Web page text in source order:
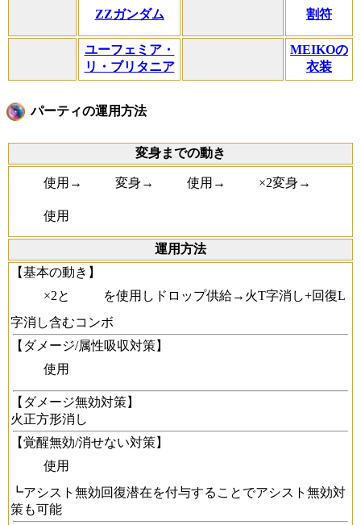
ZZガンダム 割符
ユーフェミア・
リ・ブリタニア
MEIKOの
衣装
パーティの運用方法
変身までの動き
使用→ 変身→ 使用→ ×2変身→
使用
運用方法
【基本の動き】
×2と
を使用しドロップ供給→火T字消し+回復L
字消し含むコンボ
【ダメージ/属性吸収対策】
使用
【ダメージ無効対策】
火正方形消し
【覚醒無効/消せない対策】
使用
┗アシスト無効回復潜在を付与することでアシスト無効対
策も可能